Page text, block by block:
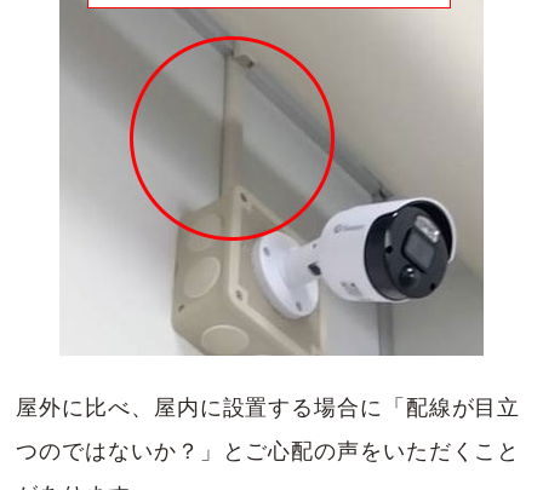
屋外に比べ、屋内に設置する場合に「配線が目立
つのではないか？」とご心配の声をいただくこと